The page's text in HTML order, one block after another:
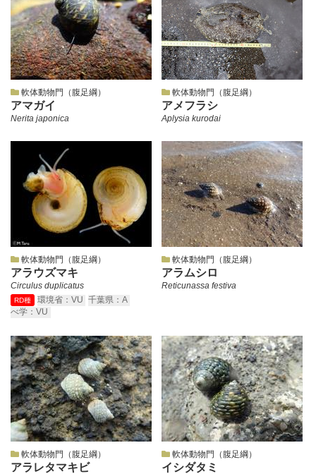
軟体動物門（腹足綱）
アマガイ
Nerita japonica
軟体動物門（腹足綱）
アメフラシ
Aplysia kurodai
軟体動物門（腹足綱）
アラウズマキ
Circulus duplicatus
RD種 環境省：VU 千葉県：A
べ学：VU
軟体動物門（腹足綱）
アラムシロ
Reticunassa festiva
軟体動物門（腹足綱）
アラレタマキビ
軟体動物門（腹足綱）
イシダタミ